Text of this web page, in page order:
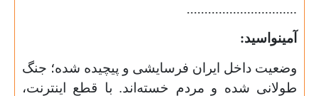
...............................
آمینواسید:
وضعیت داخل ایران فرسایشی و پیچیده شده؛ جنگ
طولانی شده و مردم خسته‌اند. با قطع اینترنت،